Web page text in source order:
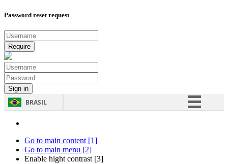
Password reset request
BRASIL
Go to main content [1]
Go to main menu [2]
Enable hight contrast [3]